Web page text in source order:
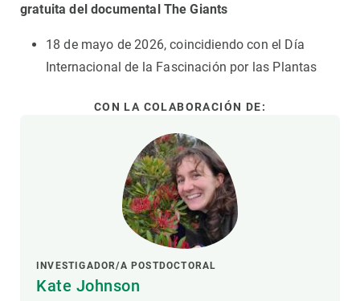
gratuita del documental The Giants
18 de mayo de 2026, coincidiendo con el Día
Internacional de la Fascinación por las Plantas
CON LA COLABORACIÓN DE:
INVESTIGADOR/A POSTDOCTORAL
Kate Johnson